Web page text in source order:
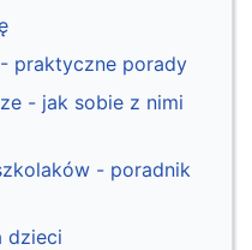
praktyczne porady
- jak sobie z nimi
- poradnik
dzieci